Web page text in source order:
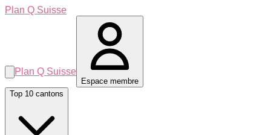
Plan Q Suisse
Plan Q Suisse
Espace membre
Top 10 cantons